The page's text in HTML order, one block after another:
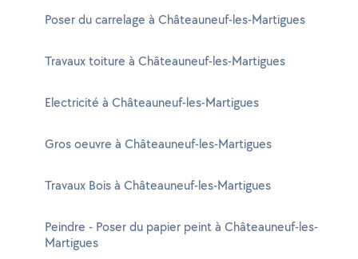
Poser du carrelage à Châteauneuf-les-Martigues
Travaux toiture à Châteauneuf-les-Martigues
Electricité à Châteauneuf-les-Martigues
Gros oeuvre à Châteauneuf-les-Martigues
Travaux Bois à Châteauneuf-les-Martigues
Peindre - Poser du papier peint à Châteauneuf-les-
Martigues